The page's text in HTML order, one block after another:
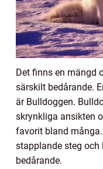
Det finns en mängd
särskilt bedårande.
är Bulldoggen.
skrynkliga ansikten
favorit bland
stapplande steg och
bedårande.